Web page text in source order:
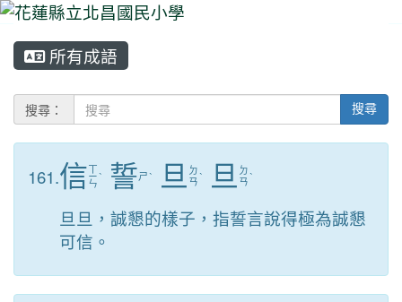
所有成語
搜尋： 搜尋
161.信ㄒ
ㄧ
ㄣ
ˋ 誓ㄕˋ 旦
ㄉ
ㄢˋ 旦
ㄉ
ㄢˋ
旦旦，誠懇的樣子，指誓言說得極為誠懇
可信。